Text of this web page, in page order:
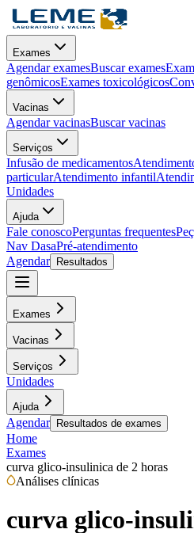
Exames
Agendar examesBuscar exames
genômicosExames toxicológicos
Vacinas
Agendar vacinasBuscar vacinas
Serviços
Infusão de medicamentos
particularAtendimento infantil
Unidades
Ajuda
Fale conoscoPerguntas frequentes
Nav DasaPré-atendimento
Agendar
Resultados
Exames
Vacinas
Serviços
Unidades
Ajuda
Agendar Resultados de exames
Home
Exames
curva glico-insulinica de 2 horas
Análises clínicas
curva glico-